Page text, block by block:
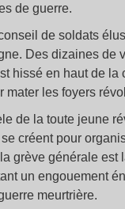
de guerre.
de soldats
Des dizaines de
hissé en haut de
mater les foyers
de la toute jeune
créent pour
grève générale
un engouement
meurtrière.